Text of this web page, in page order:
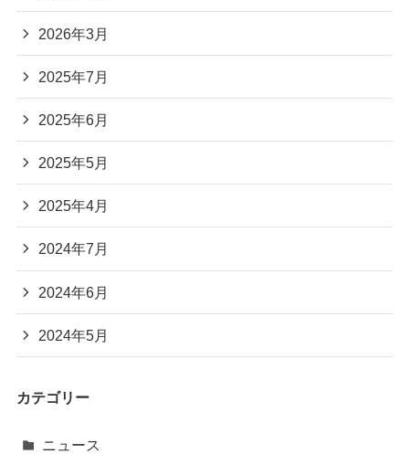
2026年3月
2025年7月
2025年6月
2025年5月
2025年4月
2024年7月
2024年6月
2024年5月
カテゴリー
ニュース